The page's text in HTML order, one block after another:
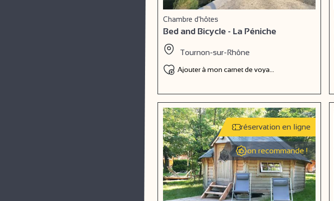
Chambre d'hôtes
Bed and Bicycle - La Péniche
Tournon-sur-Rhône
Ajouter à mon carnet de voyage
réservation en ligne
on recommande !